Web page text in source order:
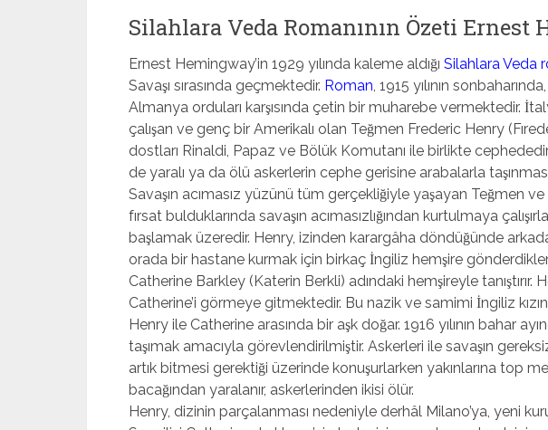
Silahlara Veda Romanının Özeti Ernest
Ernest Hemingway’in 1929 yılında kaleme aldığı Silahlara Veda
Savaşı sırasında geçmektedir. Roman, 1915 yılının
Almanya orduları karşısında çetin bir muharebe vermektedir.
çalışan ve genç bir Amerikalı olan Teğmen Frederic Henry
dostları Rinaldi, Papaz ve Bölük Komutanı ile birlikte
de yaralı ya da ölü askerlerin cephe gerisine arabalarla
Savaşın acımasız yüzünü tüm gerçekliğiyle yaşayan Teğmen ve
fırsat bulduklarında savaşın acımasızlığından kurtulmaya
başlamak üzeredir. Henry, izinden karargâha döndüğünde
orada bir hastane kurmak için birkaç İngiliz hemşire
Catherine Barkley (Katerin Berkli) adındaki hemşireyle
Catherine’i görmeye gitmektedir. Bu nazik ve samimi İngiliz
Henry ile Catherine arasında bir aşk doğar. 1916 yılının bahar
taşımak amacıyla görevlendirilmiştir. Askerleri ile savaşın
artık bitmesi gerektiği üzerinde konuşurlarken yakınlarına top
bacağından yaralanır, askerlerinden ikisi ölür.
Henry, dizinin parçalanması nedeniyle derhâl Milano’ya, yeni